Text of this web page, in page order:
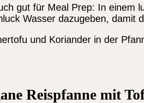
gut für Meal Prep: In einem
Wasser dazugeben, damit
Reispfanne mit